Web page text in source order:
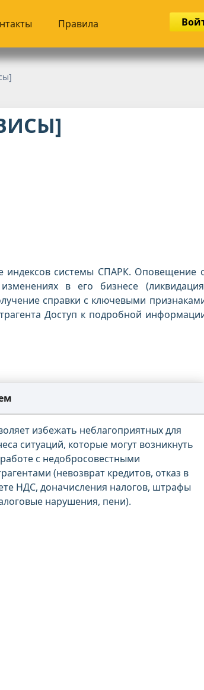
Правила
индексов системы СПАРК. Оповещение
в его бизнесе
справки с ключевыми
Доступ к подробной
избежать неблагоприятных для
ситуаций, которые могут возникнуть
с недобросовестными
(невозврат кредитов, отказ в
НДС, доначисления налогов, штрафы
нарушения, пени).